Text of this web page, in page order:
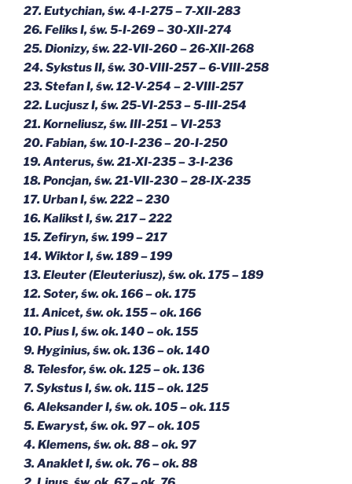
27. Eutychian, św. 4-I-275 – 7-XII-283
26. Feliks I, św. 5-I-269 – 30-XII-274
25. Dionizy, św. 22-VII-260 – 26-XII-268
24. Sykstus II, św. 30-VIII-257 – 6-VIII-258
23. Stefan I, św. 12-V-254 – 2-VIII-257
22. Lucjusz I, św. 25-VI-253 – 5-III-254
21. Korneliusz, św. III-251 – VI-253
20. Fabian, św. 10-I-236 – 20-I-250
19. Anterus, św. 21-XI-235 – 3-I-236
18. Poncjan, św. 21-VII-230 – 28-IX-235
17. Urban I, św. 222 – 230
16. Kalikst I, św. 217 – 222
15. Zefiryn, św. 199 – 217
14. Wiktor I, św. 189 – 199
13. Eleuter (Eleuteriusz), św. ok. 175 – 189
12. Soter, św. ok. 166 – ok. 175
11. Anicet, św. ok. 155 – ok. 166
10. Pius I, św. ok. 140 – ok. 155
9. Hyginius, św. ok. 136 – ok. 140
8. Telesfor, św. ok. 125 – ok. 136
7. Sykstus I, św. ok. 115 – ok. 125
6. Aleksander I, św. ok. 105 – ok. 115
5. Ewaryst, św. ok. 97 – ok. 105
4. Klemens, św. ok. 88 – ok. 97
3. Anaklet I, św. ok. 76 – ok. 88